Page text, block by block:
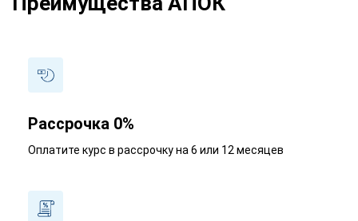
Рассрочка 0%
Оплатите курс в рассрочку на 6 или 12 месяцев